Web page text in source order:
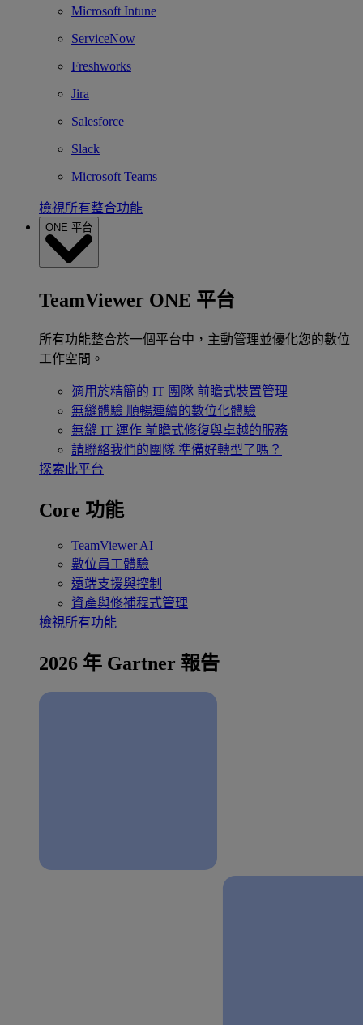
Microsoft Intune
ServiceNow
Freshworks
Jira
Salesforce
Slack
Microsoft Teams
檢視所有整合功能
ONE 平台
TeamViewer ONE 平台
所有功能整合於一個平台中，主動管理並優化您的數位
工作空間。
適用於精簡的 IT 團隊 前瞻式裝置管理
無縫體驗 順暢連續的數位化體驗
無縫 IT 運作 前瞻式修復與卓越的服務
請聯絡我們的團隊 準備好轉型了嗎？
探索此平台
Core 功能
TeamViewer AI
數位員工體驗
遠端支援與控制
資產與修補程式管理
檢視所有功能
2026 年 Gartner 報告